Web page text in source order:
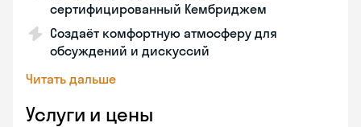
сертифицированный Кембриджем
Создаёт комфортную атмосферу для
обсуждений и дискуссий
Читать дальше
Услуги и цены